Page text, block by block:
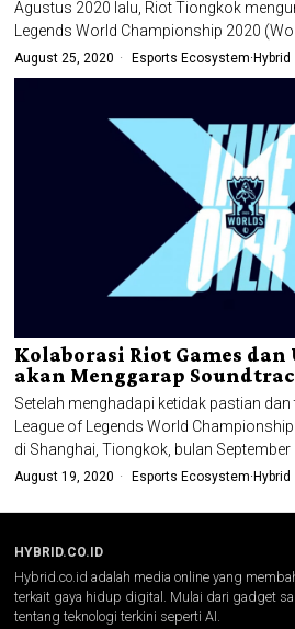
Agustus 2020 lalu, Riot Tiongkok
Legends World Championship 2020
August 25, 2020 Esports Ecosystem· Hybrid
Kolaborasi Riot Games
akan Menggarap
Setelah menghadapi ketidak pastian
League of Legends World
di Shanghai, Tiongkok, bulan September
August 19, 2020 Esports Ecosystem·Hybrid
HYBRID.CO.ID
Hybrid.co.id adalah media online yang
terkait gaya hidup digital. Mulai dari gadget
tentang teknologi terkini seperti AI.